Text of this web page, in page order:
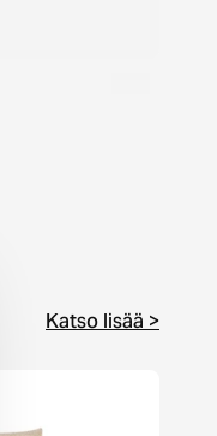
Katso lisää >